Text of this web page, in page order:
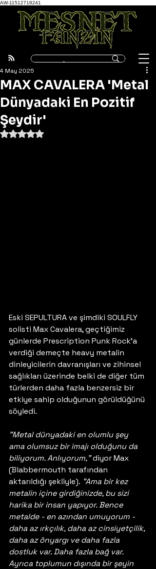
AW-11512718241
MAX CAVALERA 'Metal
Dünyadaki En Pozitif
Şeydir'
4 May 2025
5 üzerinden NaN yıldız
Eski SEPULTURA ve şimdiki SOULFLY
solisti Max Cavalera, geçtiğimiz
günlerde Prescription Punk Rock'a
verdiği demeçte heavy metalin
dinleyicilerin davranışları ve zihinsel
sağlıkları üzerinde belki de diğer tüm
türlerden daha fazla benzersiz bir
etkiye sahip olduğunun görüldüğünü
söyledi.
"Metal dünyadaki en olumlu şey
ama olumsuz bir imajı olduğunu da
biliyorum. Anlıyorum," diyor Max
(Blabbermouth tarafından
aktarıldığı şekliyle). "Ama bir kez
metalin içine girdiğinizde, bu sizi
harika bir insan yapıyor. Bence
metalde - en azından umuyorum -
daha az ırkçılık, daha az cinsiyetçilik,
daha az önyargı ve daha fazla
dostluk var. Daha fazla bağ var.
Ayrıca toplumun dışında bir şeyin